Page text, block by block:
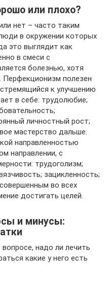
или плохо?
нет – часто таким
в окружении которых
это выглядит как
в смеси с
болезнью, хотя
Перфекционизм полезен
к улучшению
в себе: трудолюбие;
личностный рост;
мастерство дальше.
направленностью
направлении, с
трудоголизм;
зацикленность;
во всех
достигать целей.
и минусы:
надо ли лечить
какие у него есть